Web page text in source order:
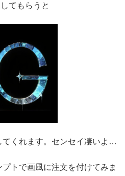
てもらうと
てくれます。センセイ凄いよ…
トで画風に注文を付けてみま